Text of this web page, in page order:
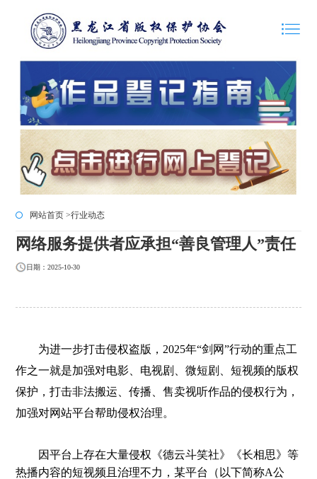
网站首页 >行业动态
网络服务提供者应承担“善良管理人”责任
日期：2025-10-30
为进一步打击侵权盗版，2025年“剑网”行动的重点工
作之一就是加强对电影、电视剧、微短剧、短视频的版权
保护，打击非法搬运、传播、售卖视听作品的侵权行为，
加强对网站平台帮助侵权治理。
因平台上存在大量侵权《德云斗笑社》《长相思》等
热播内容的短视频且治理不力，某平台（以下简称A公